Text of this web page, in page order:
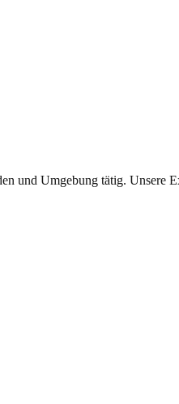
und Umgebung tätig. Unsere